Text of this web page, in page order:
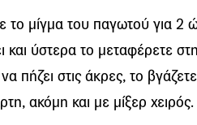
το μίγμα του παγωτού για 2
και ύστερα το μεταφέρετε
να πήζει στις άκρες, το
ακόμη και με μίξερ